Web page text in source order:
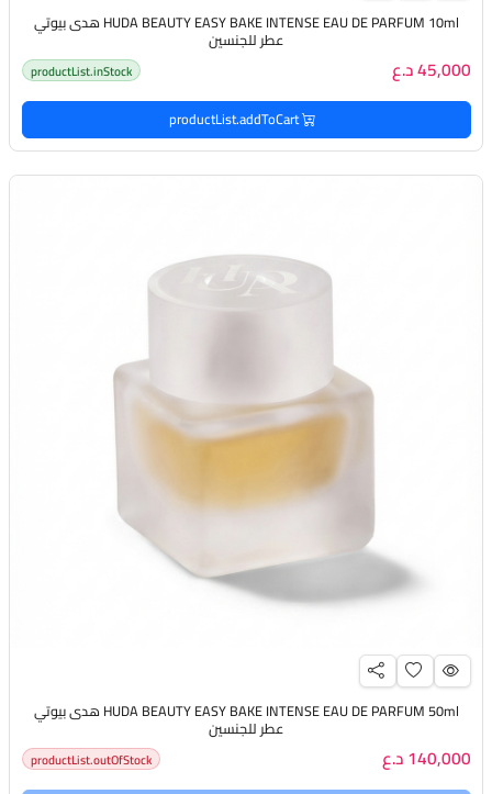
HUDA BEAUTY EASY BAKE INTENSE EAU DE PARFUM 10ml هدى بيوتي
عطر للجنسين
45,000 د.ع productList.inStock
productList.addToCart
HUDA BEAUTY EASY BAKE INTENSE EAU DE PARFUM 50ml هدى بيوتي
عطر للجنسين
140,000 د.ع productList.outOfStock